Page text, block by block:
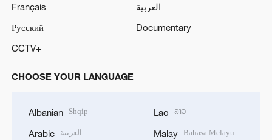
Français
العربية
Русский
Documentary
CCTV+
CHOOSE YOUR LANGUAGE
Albanian Shqip
Arabic العربية
Lao ລາວ
Malay Bahasa Melayu